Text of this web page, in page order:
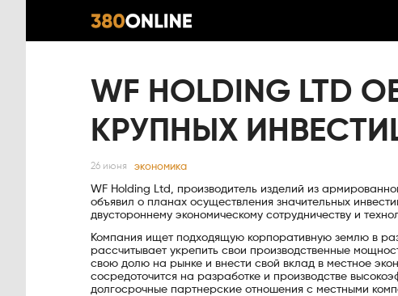
WF HOLDING
КРУПНЫХ
26 июня экономика
WF Holding Ltd, производитель изделий из
объявил о планах осуществления значительных
двустороннему экономическому сотрудничеству и
Компания ищет подходящую корпоративную землю в
рассчитывает укрепить свои производственные
свою долю на рынке и внести свой вклад в местное
сосредоточится на разработке и производстве
долгосрочные партнерские отношения с местными